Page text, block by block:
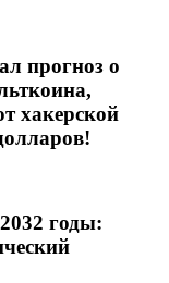
прогноз о
хакерской
годы: